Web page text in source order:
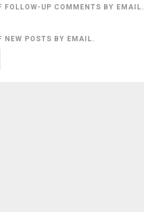
FOLLOW-UP COMMENTS BY EMAIL.
NEW POSTS BY EMAIL.